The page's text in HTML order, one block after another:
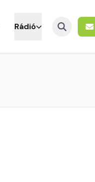
Rádió